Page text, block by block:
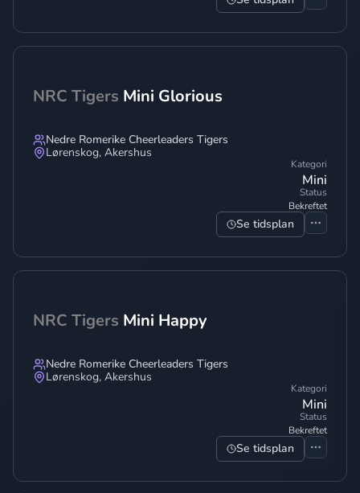
NRC Tigers Mini Glorious
Nedre Romerike Cheerleaders Tigers
Lørenskog, Akershus
Kategori
Mini
Status
Bekreftet
Se tidsplan
NRC Tigers Mini Happy
Nedre Romerike Cheerleaders Tigers
Lørenskog, Akershus
Kategori
Mini
Status
Bekreftet
Se tidsplan